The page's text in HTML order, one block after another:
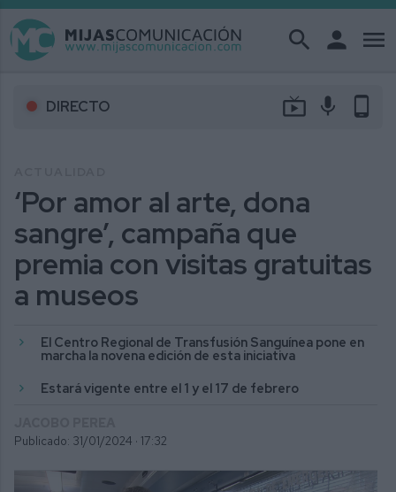
search person menu
DIRECTO live_tv mic phone_android
‘Por amor al arte, dona
sangre’, campaña que
premia con visitas gratuitas
a museos
El Centro Regional de Transfusión Sanguínea pone en
marcha la novena edición de esta iniciativa
Estará vigente entre el 1 y el 17 de febrero
Publicado: 31/01/2024 · 17:32